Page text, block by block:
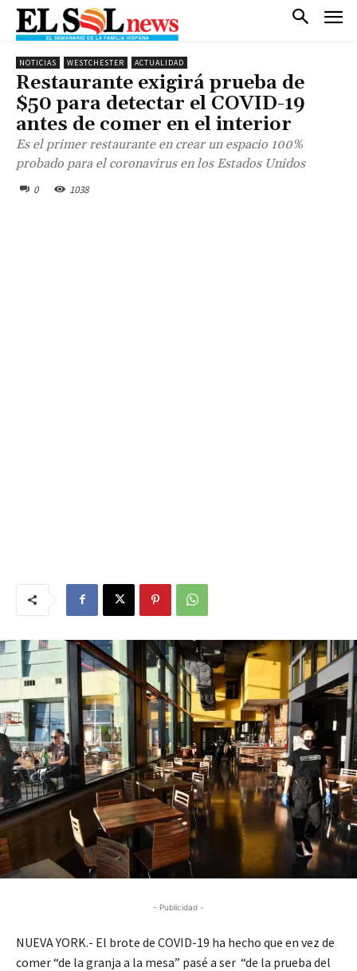
NOTICIAS WESTCHESTER ACTUALIDAD
Restaurante exigirá prueba de
$50 para detectar el COVID-19
antes de comer en el interior
Es el primer restaurante en crear un espacio 100%
probado para el coronavirus en los Estados Unidos
0 1038
- Publicidad -
NUEVA YORK.- El brote de COVID-19 ha hecho que en vez de
comer “de la granja a la mesa” pasé a ser “de la prueba del